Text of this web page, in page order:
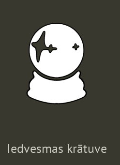
Iedvesmas krātuve